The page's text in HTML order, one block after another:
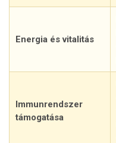
Energia és vitalitás
Immunrendszer
támogatása